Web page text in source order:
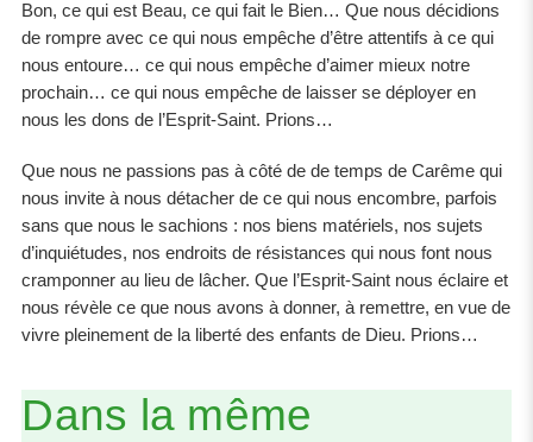
Bon, ce qui est Beau, ce qui fait le Bien… Que nous décidions
de rompre avec ce qui nous empêche d’être attentifs à ce qui
nous entoure… ce qui nous empêche d’aimer mieux notre
prochain… ce qui nous empêche de laisser se déployer en
nous les dons de l’Esprit-Saint. Prions…
Que nous ne passions pas à côté de de temps de Carême qui
nous invite à nous détacher de ce qui nous encombre, parfois
sans que nous le sachions : nos biens matériels, nos sujets
d’inquiétudes, nos endroits de résistances qui nous font nous
cramponner au lieu de lâcher. Que l’Esprit-Saint nous éclaire et
nous révèle ce que nous avons à donner, à remettre, en vue de
vivre pleinement de la liberté des enfants de Dieu. Prions…
Dans la même